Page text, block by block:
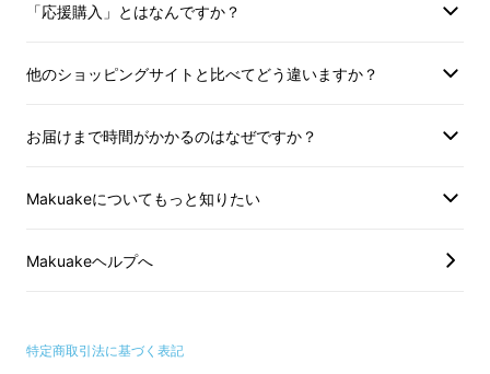
2.見たいものに近づける
「応援購入」とはなんですか？
他のショッピングサイトと比べてどう違いますか？
お届けまで時間がかかるのはなぜですか？
Makuakeについてもっと知りたい
Makuakeヘルプへ
特定商取引法に基づく表記